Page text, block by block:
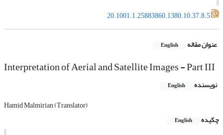
20.1001.1.25883860.1380.10.37.8.5
عنوان مقاله English
Interpretation of Aerial and Satellite Images - Part III
نویسنده English
Hamid Malmirian (Translator)
چکیده
English